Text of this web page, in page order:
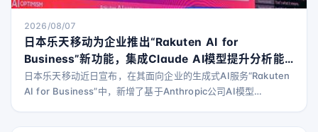
2026/08/07
日本乐天移动为企业推出“Rakuten AI for
Business”新功能，集成Claude AI模型提升分析能
力
日本乐天移动近日宣布，在其面向企业的生成式AI服务“Rakuten
AI for Business”中，新增了基于Anthropic公司AI模型